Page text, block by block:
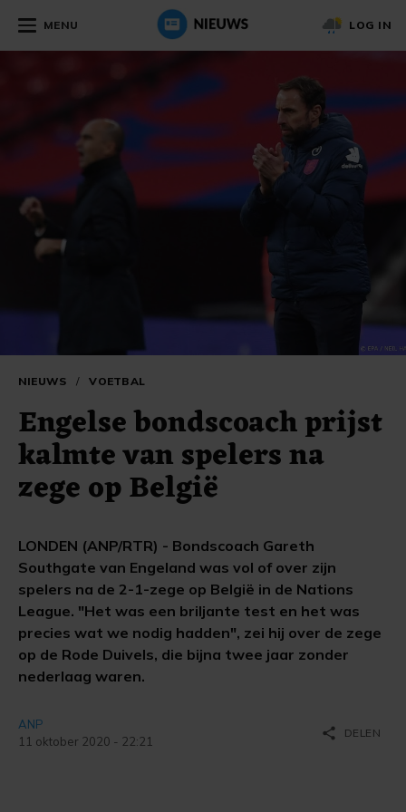
MENU LOG IN
NIEUWS / VOETBAL
Engelse bondscoach prijst
kalmte van spelers na
zege op België
LONDEN (ANP/RTR) - Bondscoach Gareth
Southgate van Engeland was vol of over zijn
spelers na de 2-1-zege op België in de Nations
League. "Het was een briljante test en het was
precies wat we nodig hadden", zei hij over de zege
op de Rode Duivels, die bijna twee jaar zonder
nederlaag waren.
ANP
11 oktober 2020 - 22:21
share DELEN